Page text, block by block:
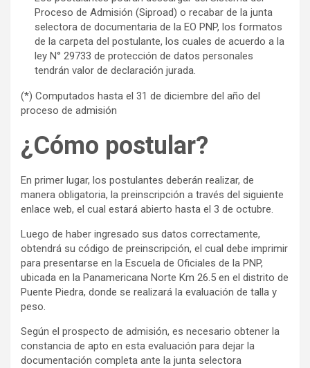
Proceso de Admisión (Siproad) o recabar de la junta
selectora de documentaria de la EO PNP, los formatos
de la carpeta del postulante, los cuales de acuerdo a la
ley N° 29733 de protección de datos personales
tendrán valor de declaración jurada.
(*) Computados hasta el 31 de diciembre del año del
proceso de admisión
¿Cómo postular?
En primer lugar, los postulantes deberán realizar, de
manera obligatoria, la preinscripción a través del siguiente
enlace web, el cual estará abierto hasta el 3 de octubre.
Luego de haber ingresado sus datos correctamente,
obtendrá su código de preinscripción, el cual debe imprimir
para presentarse en la Escuela de Oficiales de la PNP,
ubicada en la Panamericana Norte Km 26.5 en el distrito de
Puente Piedra, donde se realizará la evaluación de talla y
peso.
Según el prospecto de admisión, es necesario obtener la
constancia de apto en esta evaluación para dejar la
documentación completa ante la junta selectora